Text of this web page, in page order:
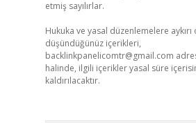
etmiş sayılırlar.
Hukuka ve yasal düzenlemelere
düşündüğünüz içerikleri,
backlinkpanelicomtr@gmail.com
halinde, ilgili içerikler yasal süre
kaldırılacaktır.